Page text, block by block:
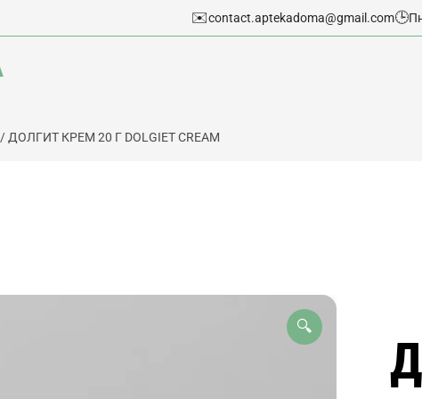
✉️contact.aptekadoma@gmail.com🕒
/ ДОЛГИТ КРЕМ 20 Г DOLGIET CREAM
🔍